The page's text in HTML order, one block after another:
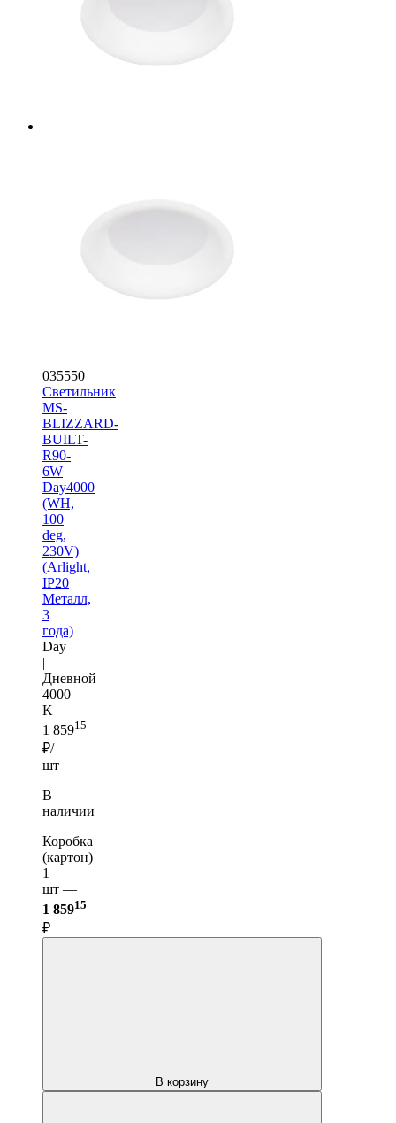
035550
Светильник
MS-
BLIZZARD-
BUILT-
R90-
6W
Day4000
(WH,
100
deg,
230V)
(Arlight,
IP20
Металл,
3
года)
Day
|
Дневной
4000
K
1 85915
₽/
шт
В
наличии
Коробка
(картон)
1
шт —
1 85915
₽
В корзину